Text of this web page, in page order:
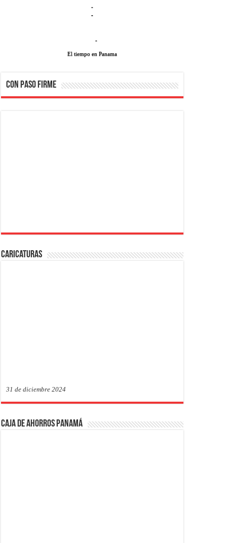
-
-
-
El tiempo en Panama
CON PASO FIRME
Caricaturas
31 de diciembre 2024
Caja de Ahorros Panamá